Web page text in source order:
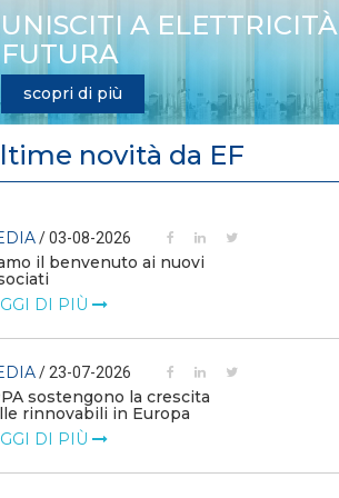
UNISCITI A ELETTRICITÀ
FUTURA
scopri di più
novità da EF
/ 03-08-2026
il benvenuto ai nuovi
DI PIÙ
/ 23-07-2026
sostengono la crescita
rinnovabili in Europa
DI PIÙ